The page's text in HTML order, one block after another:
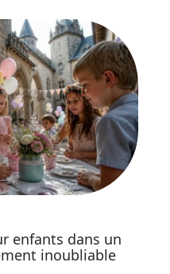
enfants dans un
inoubliable